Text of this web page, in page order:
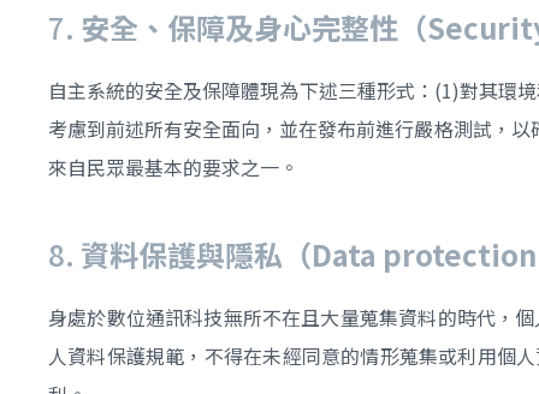
7. 安全、保障及身心完整性（
自主系統的安全及保障體現為下述三種形式：(1)對其環
考慮到前述所有安全面向，並在發布前進行嚴格測試，
來自民眾最基本的要求之一。
8. 資料保護與隱私（Data
身處於數位通訊科技無所不在且大量蒐集資料的時代，
人資料保護規範，不得在未經同意的情形蒐集或利用個